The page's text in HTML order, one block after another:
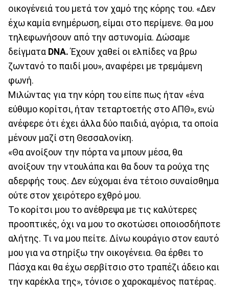
οικογένειά του μετά τον χαμό της κόρης του. «Δεν
έχω καμία ενημέρωση, είμαι στο περίμενε. Θα μου
τηλεφωνήσουν από την αστυνομία. Δώσαμε
δείγματα DNA.Έχουν χαθεί οι ελπίδες να βρω
ζωντανό το παιδί μου», αναφέρει με τρεμάμενη
φωνή.
Μιλώντας για την κόρη του είπε πως ήταν «ένα
εύθυμο κορίτσι, ήταν τεταρτοετής στο ΑΠΘ», ενώ
ανέφερε ότι έχει άλλα δύο παιδιά, αγόρια, τα οποία
μένουν μαζί στη Θεσσαλονίκη.
«Θα ανοίξουν την πόρτα να μπουν μέσα, θα
ανοίξουν την ντουλάπα και θα δουν τα ρούχα της
αδερφής τους. Δεν εύχομαι ένα τέτοιο συναίσθημα
ούτε στον χειρότερο εχθρό μου.
Το κορίτσι μου το ανέθρεψα με τις καλύτερες
προοπτικές, όχι να μου το σκοτώσει οποιοσδήποτε
αλήτης. Τι να μου πείτε. Δίνω κουράγιο στον εαυτό
μου για να στηρίξω την οικογένεια. Θα έρθει το
Πάσχα και θα έχω σερβίτσιο στο τραπέζι άδειο και
την καρέκλα της», τόνισε ο χαροκαμένος πατέρας.